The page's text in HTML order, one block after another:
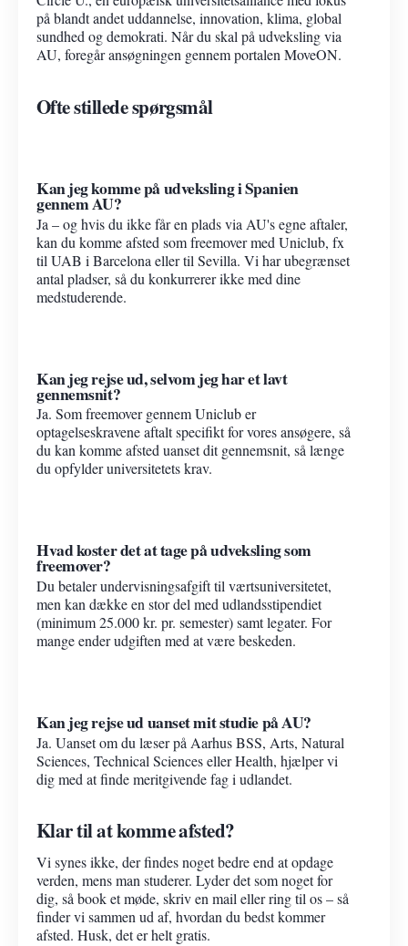
på blandt andet uddannelse, innovation, klima, global
sundhed og demokrati. Når du skal på udveksling via
AU, foregår ansøgningen gennem portalen MoveON.
Ofte stillede spørgsmål
Kan jeg komme på udveksling i Spanien
gennem AU?
Ja – og hvis du ikke får en plads via AU's egne aftaler,
kan du komme afsted som freemover med Uniclub, fx
til UAB i Barcelona eller til Sevilla. Vi har ubegrænset
antal pladser, så du konkurrerer ikke med dine
medstuderende.
Kan jeg rejse ud, selvom jeg har et lavt
gennemsnit?
Ja. Som freemover gennem Uniclub er
optagelseskravene aftalt specifikt for vores ansøgere, så
du kan komme afsted uanset dit gennemsnit, så længe
du opfylder universitetets krav.
Hvad koster det at tage på udveksling som
freemover?
Du betaler undervisningsafgift til værtsuniversitetet,
men kan dække en stor del med udlandsstipendiet
(minimum 25.000 kr. pr. semester) samt legater. For
mange ender udgiften med at være beskeden.
Kan jeg rejse ud uanset mit studie på AU?
Ja. Uanset om du læser på Aarhus BSS, Arts, Natural
Sciences, Technical Sciences eller Health, hjælper vi
dig med at finde meritgivende fag i udlandet.
Klar til at komme afsted?
Vi synes ikke, der findes noget bedre end at opdage
verden, mens man studerer. Lyder det som noget for
dig, så book et møde, skriv en mail eller ring til os – så
finder vi sammen ud af, hvordan du bedst kommer
afsted. Husk, det er helt gratis.